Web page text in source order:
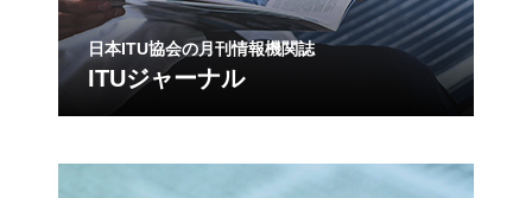
日本ITU協会の月刊情報機関誌
ITUジャーナル